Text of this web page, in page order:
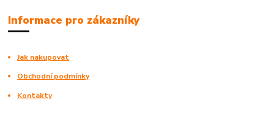
Informace pro zákazníky
Jak nakupovat
Obchodní podmínky
Kontakty